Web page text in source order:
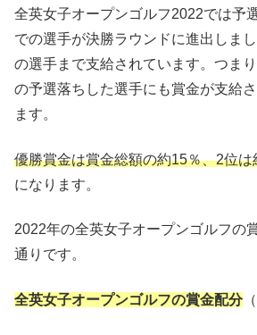
全英女子オープンゴルフ2022では予
での選手が決勝ラウンドに進出しま
の選手まで支給されています。つま
の予選落ちした選手にも賞金が支給
ます。
優勝賞金は賞金総額の約15％、2位は
になります。
2022年の全英女子オープンゴルフの
通りです。
全英女子オープンゴルフの賞金配分